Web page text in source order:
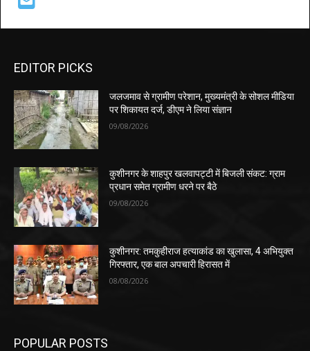
EDITOR PICKS
जलजमाव से ग्रामीण परेशान, मुख्यमंत्री के सोशल मीडिया
पर शिकायत दर्ज, डीएम ने लिया संज्ञान
09/08/2026
कुशीनगर के शाहपुर खलवापट्टी में बिजली संकट: ग्राम
प्रधान समेत ग्रामीण धरने पर बैठे
09/08/2026
कुशीनगर: तमकुहीराज हत्याकांड का खुलासा, 4 अभियुक्त
गिरफ्तार, एक बाल अपचारी हिरासत में
08/08/2026
POPULAR POSTS